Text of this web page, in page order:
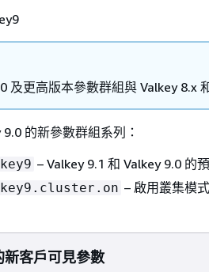
及更高版本參數群組與 Valkey 8.x
的新參數群組系列：
– Valkey 9.1 和 Valkey 9.0 的
– 啟用叢集模
客戶可見參數